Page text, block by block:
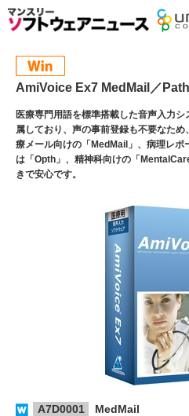
AmiVoice Ex7 MedMail／
医療専門用語を標準搭載した音声入力
属しており、声の事前登録も不要なた
療メール向けの「MedMail」、病理レ
は「Opth」、精神科向けの「
きで安心です。
A7D0001
MedMail